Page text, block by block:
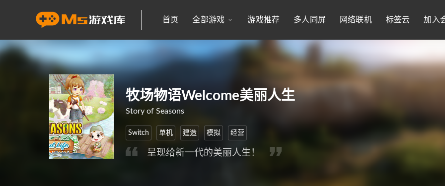
首页 全部游戏 游戏推荐 多人同屏 网络联机 标签云 加入
牧场物语Welcome美丽人生
Story of Seasons
Switch 单机 建造 模拟 经营
呈现给新一代的美丽人生！